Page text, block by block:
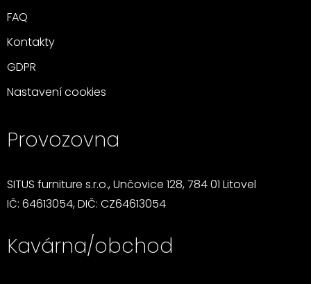
FAQ
Kontakty
GDPR
Nastavení cookies
Provozovna
SITUS furniture s.r.o., Unčovice 128, 784 01 Litovel
IČ: 64613054, DIČ: CZ64613054
Kavárna/obchod